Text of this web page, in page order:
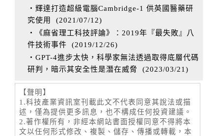
‧輝達打造超級電腦Cambridge-1 供英國醫藥研
究使用
(2021/07/12)
‧《麻省理工科技評論》：2019年『最失敗』八
件技術事件 (2019/12/26)
‧GPT-4進步太快，科學家無法透過取得底層代碼
研判，暗示其安全性是潛在威脅
(2023/03/21 )
【聲明】
1.科技產業資訊室刊載此文不代表同意其說法或描
述，僅為提供更多訊息，也不構成任何投資建議。
2.著作權所有，非經本網站書面授權同意不得將本
文以任何形式修改、複製、儲存、傳播或轉載，本